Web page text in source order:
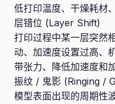
低打印温度、干燥耗材
层错位 (Layer Shift)
打印过程中某一层突然
动、加速度设置过高、
带张力、降低加速度和
振纹 / 鬼影 (Ringing /
模型表面出现的周期性